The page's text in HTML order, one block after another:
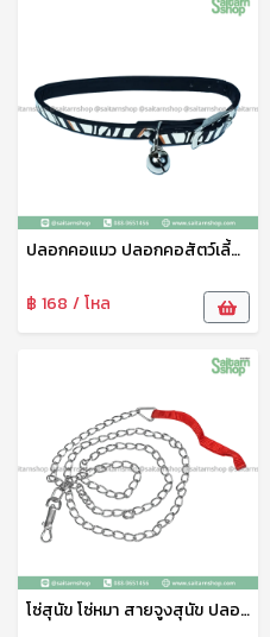
ปลอกคอแมว ปลอกคอสัตว์เลี้ยง ปลอกคอสุนัข ปรับขนาดได้ พร้อมกระดิ่ง 1แพ็ค4ชิ้น คละลาย 21521
฿ 168 / โหล
โซ่สุนัข โซ่หมา สายจูงสุนัข ปลอกคอสุนัข โซ่เหล็กบิด ปลอกคอหมา โซ่ล่ามสุนัข สายจูงหมา โซ่จูงหมา โซ่จูงสุนัข โซ่ No.03136